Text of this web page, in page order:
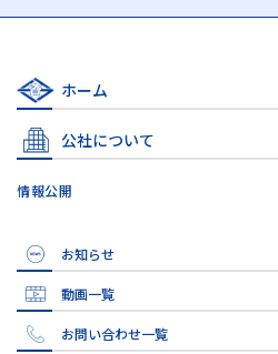
ホーム
公社について
情報公開
お知らせ
動画一覧
お問い合わせ一覧